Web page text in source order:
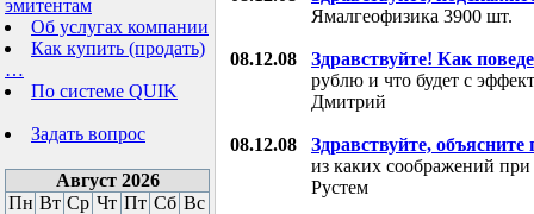
эмитентам
Об услугах компании
Как купить (продать)
…
По системе QUIK
Задать вопрос
Август 2026
Пн Вт Ср Чт Пт Сб Вс
Ямалгеофизика 3900 шт.
08.12.08
Здравствуйте! Как
рублю и что будет с
Дмитрий
08.12.08
Здравствуйте, объясните
из каких соображений
Рустем